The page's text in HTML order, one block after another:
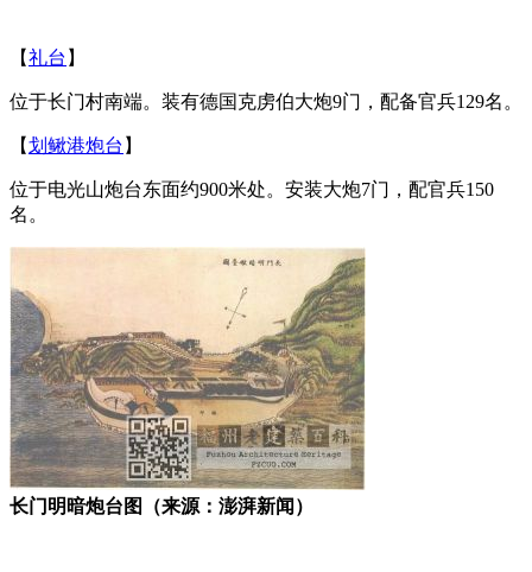
【礼台 】
位于长门村南端。装有德国克虏伯大炮9门，配备官兵129名。
【划鳅港炮台 】
位于电光山炮台东面约900米处。安装大炮7门，配官兵150
名。
长门明暗炮台图（来源：澎湃新闻）